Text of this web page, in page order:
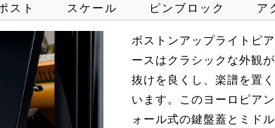
スト スケール ピンブロック ア
ボストンアップライトピ
ースはクラシックな外観
抜けを良くし、楽譜を置
います。このヨーロピア
ォール式の鍵盤蓋とミド